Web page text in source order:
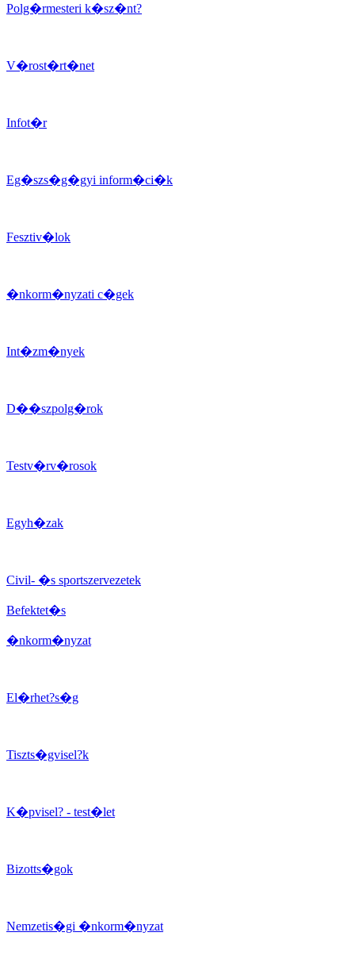
Polg�rmesteri k�sz�nt?
V�rost�rt�net
Infot�r
Eg�szs�g�gyi inform�ci�k
Fesztiv�lok
�nkorm�nyzati c�gek
Int�zm�nyek
D��szpolg�rok
Testv�rv�rosok
Egyh�zak
Civil- �s sportszervezetek
Befektet�s
�nkorm�nyzat
El�rhet?s�g
Tiszts�gvisel?k
K�pvisel? - test�let
Bizotts�gok
Nemzetis�gi �nkorm�nyzat